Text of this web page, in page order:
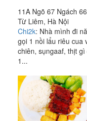
11A Ngõ 67 Ngách
Từ Liêm, Hà Nội
Chi2k: Nhà mình đi
gọi 1 nồi lẩu riêu cua
chiên, sụngaaf, thịt
1...